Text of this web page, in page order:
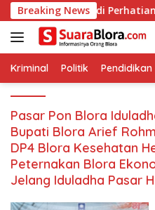
Langsung
ke
konten
Breaking News
Jadi Perhatian
Kriminal Politik Pendidikan
Pasar Pon Blora
Bupati Blora Arief
DP4 Blora Kesehatan
Peternakan Blora
Jelang Iduladha Pasar